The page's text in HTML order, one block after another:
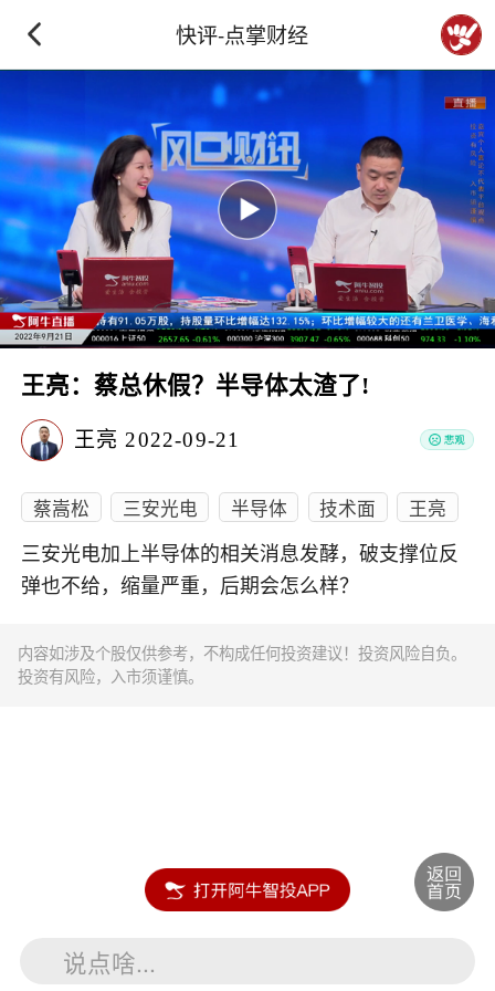
快评-点掌财经
王亮：蔡总休假？半导体太渣了!
王亮 2022-09-21
蔡嵩松 三安光电 半导体 技术面 王亮
三安光电加上半导体的相关消息发酵，破支撑位反
弹也不给，缩量严重，后期会怎么样？
内容如涉及个股仅供参考，不构成任何投资建议！投资风险自负。
投资有风险，入市须谨慎。
说点啥...